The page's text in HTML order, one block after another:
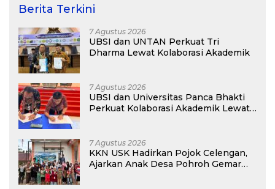
Berita Terkini
7 Agustus 2026
UBSI dan UNTAN Perkuat Tri
Dharma Lewat Kolaborasi Akademik
7 Agustus 2026
UBSI dan Universitas Panca Bhakti
Perkuat Kolaborasi Akademik Lewat
7 Agustus 2026
KKN USK Hadirkan Pojok Celengan,
Ajarkan Anak Desa Pohroh Gemar